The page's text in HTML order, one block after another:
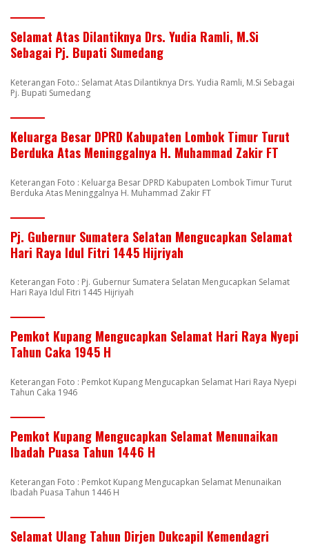
Selamat Atas Dilantiknya Drs. Yudia Ramli, M.Si
Sebagai Pj. Bupati Sumedang
Keterangan Foto.: Selamat Atas Dilantiknya Drs. Yudia Ramli, M.Si Sebagai
Pj. Bupati Sumedang
Keluarga Besar DPRD Kabupaten Lombok Timur Turut
Berduka Atas Meninggalnya H. Muhammad Zakir FT
Keterangan Foto : Keluarga Besar DPRD Kabupaten Lombok Timur Turut
Berduka Atas Meninggalnya H. Muhammad Zakir FT
Pj. Gubernur Sumatera Selatan Mengucapkan Selamat
Hari Raya Idul Fitri 1445 Hijriyah
Keterangan Foto : Pj. Gubernur Sumatera Selatan Mengucapkan Selamat
Hari Raya Idul Fitri 1445 Hijriyah
Pemkot Kupang Mengucapkan Selamat Hari Raya Nyepi
Tahun Caka 1945 H
Keterangan Foto : Pemkot Kupang Mengucapkan Selamat Hari Raya Nyepi
Tahun Caka 1946
Pemkot Kupang Mengucapkan Selamat Menunaikan
Ibadah Puasa Tahun 1446 H
Keterangan Foto : Pemkot Kupang Mengucapkan Selamat Menunaikan
Ibadah Puasa Tahun 1446 H
Selamat Ulang Tahun Dirjen Dukcapil Kemendagri